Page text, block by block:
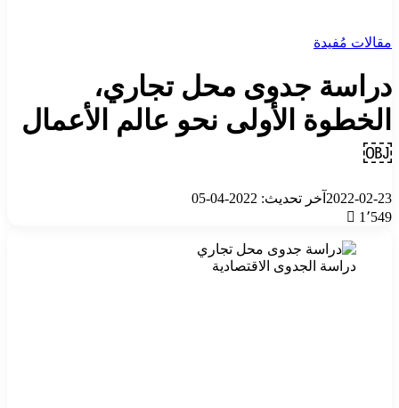
مقالات مُفيدة
دراسة جدوى محل تجاري،
الخطوة الأولى نحو عالم الأعمال
￼
2022-02-23 آخر تحديث: 2022-04-05
1٬549
دراسة الجدوى الاقتصادية